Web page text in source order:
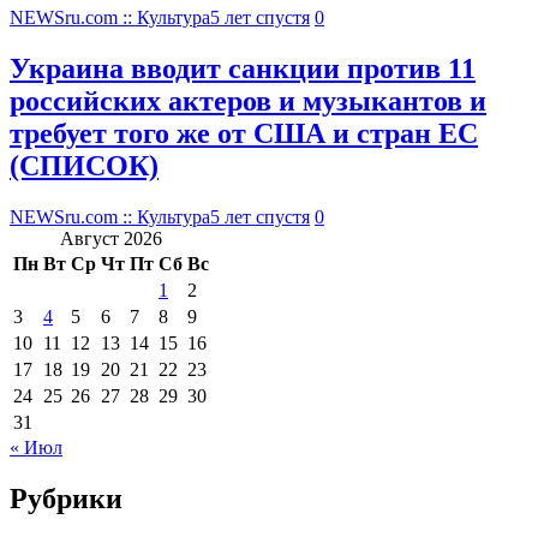
NEWSru.com :: Культура5 лет спустя 0
Украина вводит санкции против 11
российских актеров и музыкантов и
требует того же от США и стран ЕС
(СПИСОК)
NEWSru.com :: Культура5 лет спустя 0
Август 2026
Пн Вт Ср Чт Пт Сб Вс
1
2
3
4 5 6 7 8
9
10 11 12 13 14 15 16
17 18 19 20 21 22 23
24 25 26 27 28 29 30
31
« Июл
Рубрики